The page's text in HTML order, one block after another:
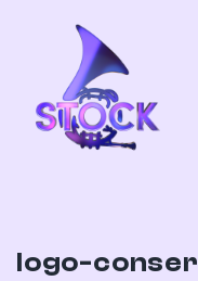
logo-